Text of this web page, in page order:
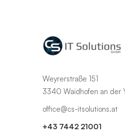
Weyrerstraße 151
3340 Waidhofen an der
office@cs-itsolutions.at
+43 7442 21001